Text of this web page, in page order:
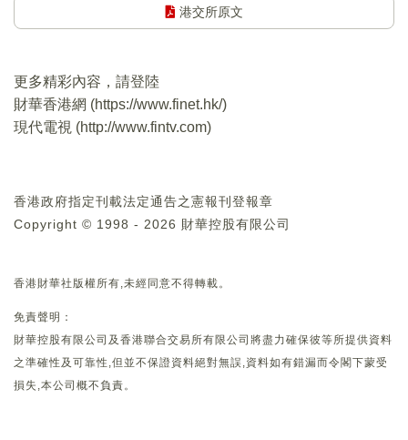
港交所原文
更多精彩內容，請登陸
財華香港網 (https://www.finet.hk/)
現代電視 (http://www.fintv.com)
香港政府指定刊載法定通告之憲報刊登報章
Copyright © 1998 - 2026 財華控股有限公司
香港財華社版權所有,未經同意不得轉載。
免責聲明：
財華控股有限公司及香港聯合交易所有限公司將盡力確保彼等所提供資料
之準確性及可靠性,但並不保證資料絕對無誤,資料如有錯漏而令閣下蒙受
損失,本公司概不負責。